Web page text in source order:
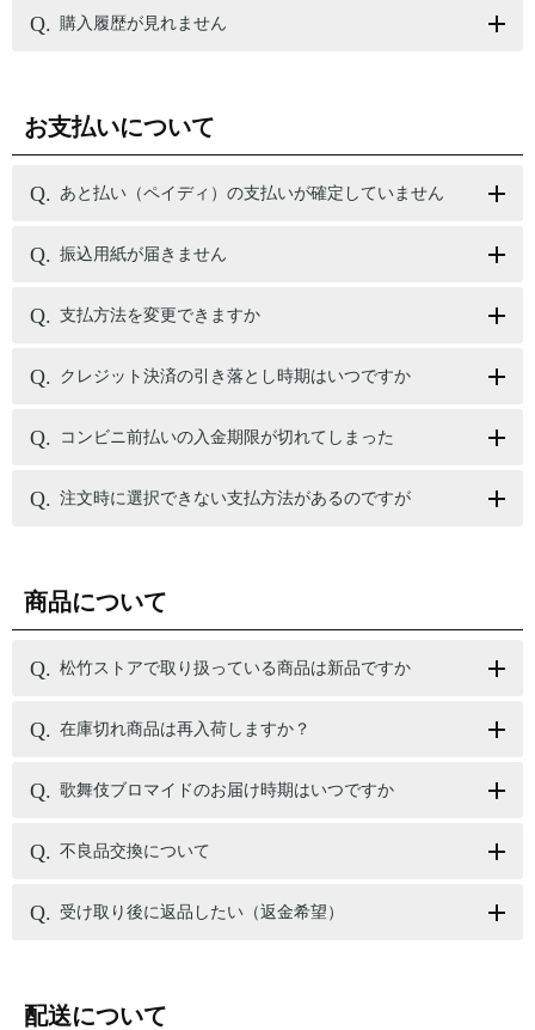
購入履歴が見れません
お支払いについて
あと払い（ペイディ）の支払いが確定していません
振込用紙が届きません
支払方法を変更できますか
クレジット決済の引き落とし時期はいつですか
コンビニ前払いの入金期限が切れてしまった
注文時に選択できない支払方法があるのですが
商品について
松竹ストアで取り扱っている商品は新品ですか
在庫切れ商品は再入荷しますか？
歌舞伎ブロマイドのお届け時期はいつですか
不良品交換について
受け取り後に返品したい（返金希望）
配送について